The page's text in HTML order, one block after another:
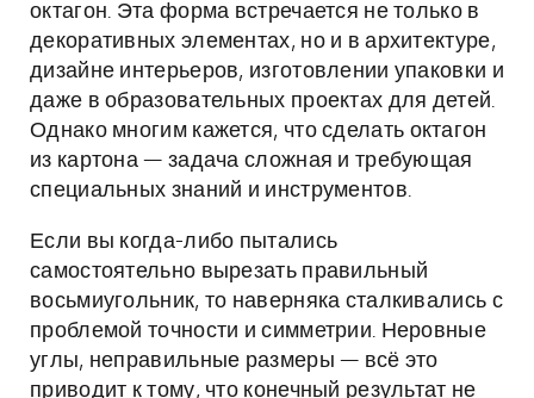
октагон. Эта форма встречается не только в
декоративных элементах, но и в архитектуре,
дизайне интерьеров, изготовлении упаковки и
даже в образовательных проектах для детей.
Однако многим кажется, что сделать октагон
из картона — задача сложная и требующая
специальных знаний и инструментов.
Если вы когда-либо пытались
самостоятельно вырезать правильный
восьмиугольник, то наверняка сталкивались с
проблемой точности и симметрии. Неровные
углы, неправильные размеры — всё это
приводит к тому, что конечный результат не